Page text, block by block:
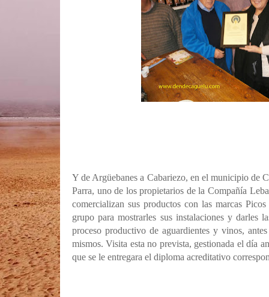
Y de Argüebanes a Cabariezo, en el municipio de
Parra, uno de los propietarios de la Compañía
comercializan sus productos con las marcas
grupo para mostrarles sus instalaciones y darles
proceso productivo de aguardientes y vinos,
mismos. Visita esta no prevista, gestionada el día
que se le entregara el diploma acreditativo